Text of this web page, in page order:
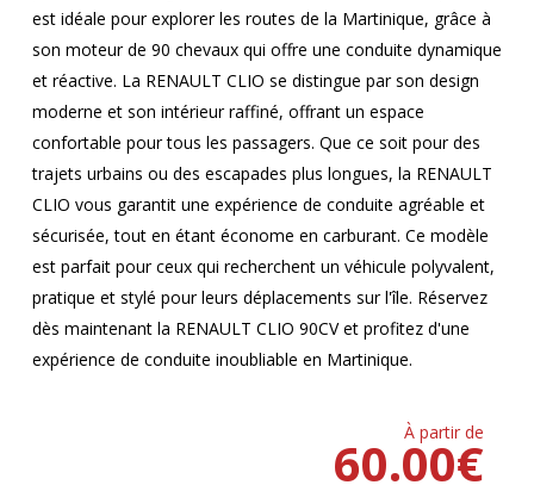
est idéale pour explorer les routes de la Martinique, grâce à
son moteur de 90 chevaux qui offre une conduite dynamique
et réactive. La RENAULT CLIO se distingue par son design
moderne et son intérieur raffiné, offrant un espace
confortable pour tous les passagers. Que ce soit pour des
trajets urbains ou des escapades plus longues, la RENAULT
CLIO vous garantit une expérience de conduite agréable et
sécurisée, tout en étant économe en carburant. Ce modèle
est parfait pour ceux qui recherchent un véhicule polyvalent,
pratique et stylé pour leurs déplacements sur l'île. Réservez
dès maintenant la RENAULT CLIO 90CV et profitez d'une
expérience de conduite inoubliable en Martinique.
À partir de
€
60.00